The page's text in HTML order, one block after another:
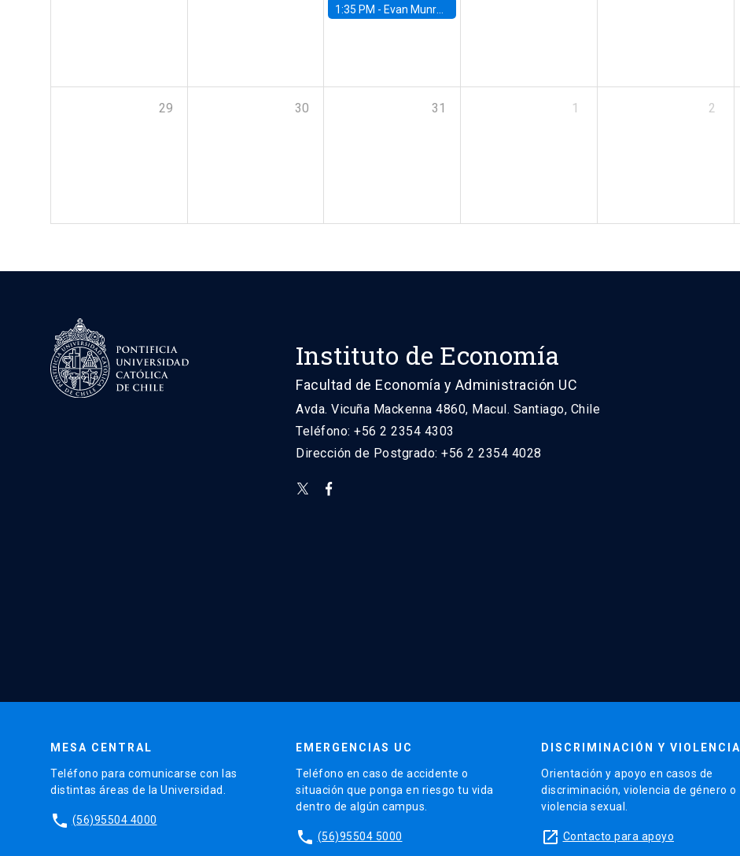
1:35 PM - Evan Munro, Neyman Visiting Assistant Professor in the Department of Statistics at UC Berkeley
29 30 31 1 2
Instituto de Economía
Facultad de Economía y Administración UC
Avda. Vicuña Mackenna 4860, Macul. Santiago, Chile
Teléfono: +56 2 2354 4303
Dirección de Postgrado: +56 2 2354 4028
MESA CENTRAL
Teléfono para comunicarse con las
distintas áreas de la Universidad.
phone (56)95504 4000
EMERGENCIAS UC
Teléfono en caso de accidente o
situación que ponga en riesgo tu vida
dentro de algún campus.
phone (56)95504 5000
DISCRIMINACIÓN Y VIOLENCIA
Orientación y apoyo en casos de
discriminación, violencia de género o
violencia sexual.
launch Contacto para apoyo